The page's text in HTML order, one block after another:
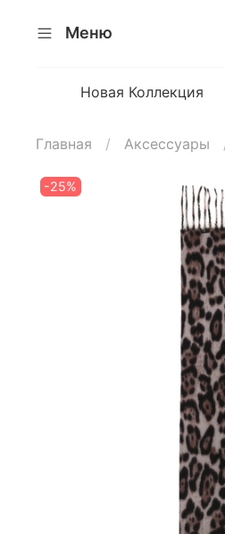
Меню
Новая Коллекция
Главная Аксессуары
-25%